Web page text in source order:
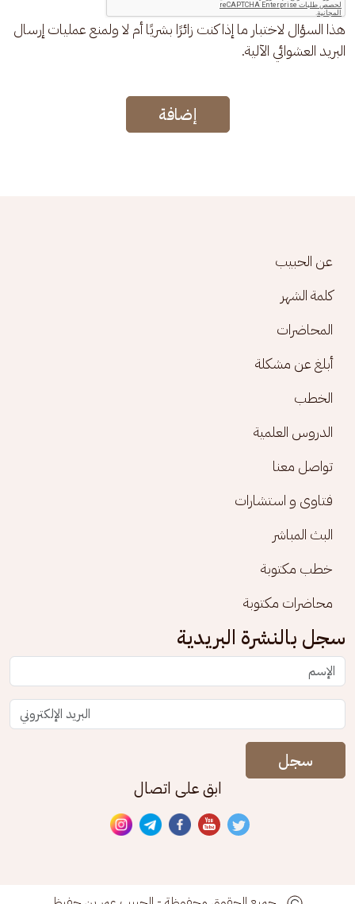
هذا السؤال لاختبار ما إذا كنت زائرًا بشريًا أم لا ولمنع عمليات إرسال
البريد العشوائي الآلية.
إضافة
Footer menu
عن الحبيب
كلمة الشهر
المحاضرات
أبلغ عن مشكلة
الخطب
الدروس العلمية
تواصل معنا
فتاوى و استشارات
البث المباشر
خطب مكتوبة
محاضرات مكتوبة
سجل بالنشرة البريدية
سجل
ابق على اتصال